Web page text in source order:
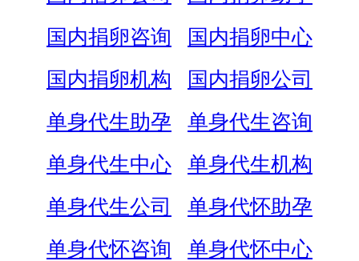
国内捐卵咨询
国内捐卵中心
国内捐卵机构
国内捐卵公司
单身代生助孕
单身代生咨询
单身代生中心
单身代生机构
单身代生公司
单身代怀助孕
单身代怀咨询
单身代怀中心